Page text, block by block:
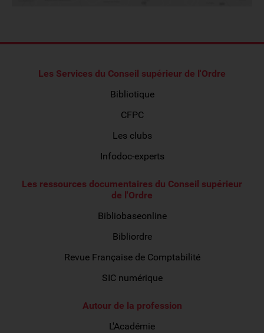
Les Services du Conseil supérieur de l'Ordre
Bibliotique
CFPC
Les clubs
Infodoc-experts
Les ressources documentaires du Conseil supérieur
de l'Ordre
Bibliobaseonline
Bibliordre
Revue Française de Comptabilité
SIC numérique
Autour de la profession
L'Académie